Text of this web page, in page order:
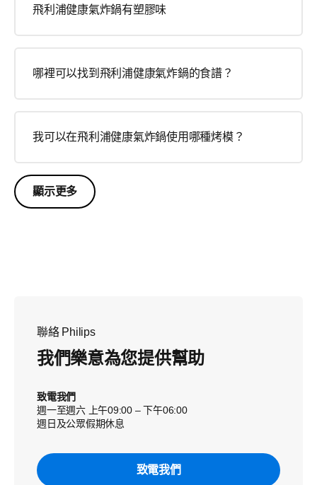
飛利浦健康氣炸鍋有塑膠味
哪裡可以找到飛利浦健康氣炸鍋的食譜？
我可以在飛利浦健康氣炸鍋使用哪種烤模？
顯示更多
聯絡 Philips
我們樂意為您提供幫助
致電我們
週一至週六 上午09:00 – 下午06:00
週日及公眾假期休息
致電我們